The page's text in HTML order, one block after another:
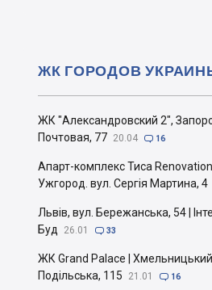
ЖК "Александровский 2",
Почтовая, 77 20.04  16
Апарт-комплекс Тиса Renovation |
Ужгород. вул. Сергія Мартина, 4
Львів, вул. Бережанська, 54 |
Буд
26.01  33
ЖК Grand Palace |
Подільська, 115
21.01  16
ЖК ГОРОДОВ